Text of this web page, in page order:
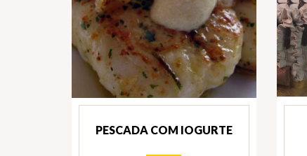
PESCADA COM IOGURTE